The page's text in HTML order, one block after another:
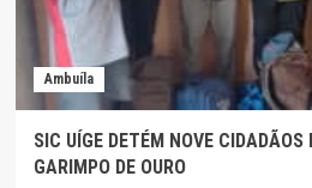
AMBUILA
COMUNICAÇÃO
É
DESASTROSA
Ambuíla
SIC UÍGE DETÉM NOVE
GARIMPO DE OURO